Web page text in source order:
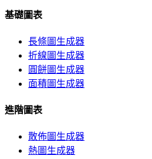
基礎圖表
長條圖生成器
折線圖生成器
圓餅圖生成器
面積圖生成器
進階圖表
散佈圖生成器
熱圖生成器